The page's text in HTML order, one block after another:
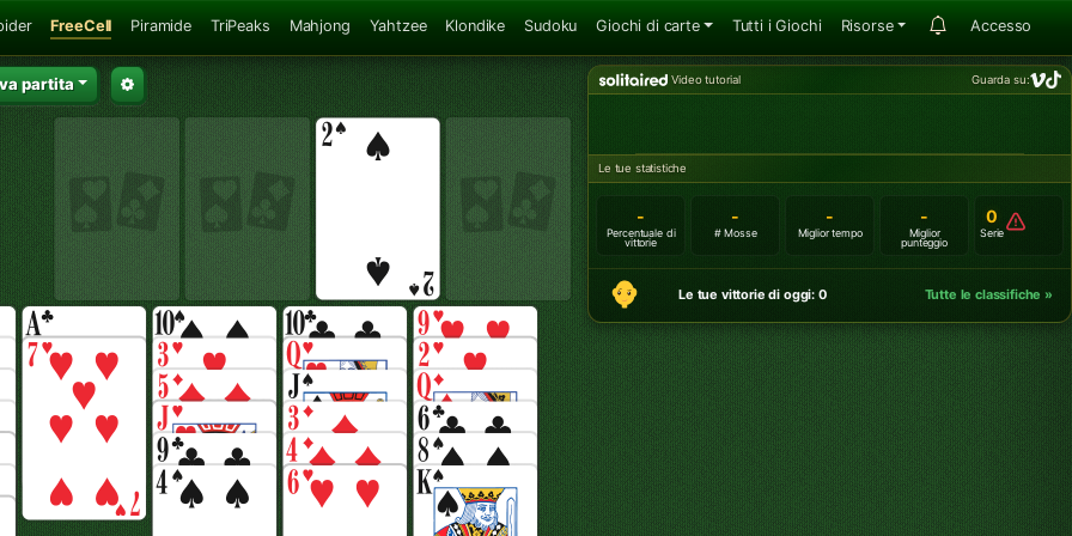
FreeCell Piramide TriPeaks Mahjong Yahtzee Klondike Sudoku Giochi di carte Tutti i Giochi Risorse Accesso
partita Video tutorial Guarda su:
Le tue statistiche
-
Percentuale di
vittorie
-
# Mosse
-
Miglior tempo
-
Miglior
punteggio
0
Serie
Le tue vittorie di oggi: 0 Tutte le classifiche »